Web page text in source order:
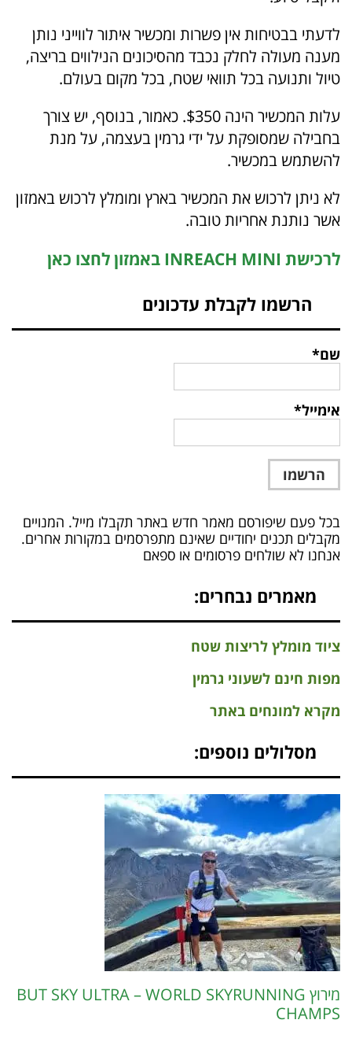
לדעתי בבטיחות אין פשרות ומכשיר איתור לווייני נותן
מענה מעולה לחלק נכבד מהסיכונים הנילווים בריצה,
טיול ותנועה בכל תוואי שטח, בכל מקום בעולם.
עלות המכשיר הינה $350. כאמור, בנוסף, יש צורך
בחבילה שמסופקת על ידי גרמין בעצמה, על מנת
להשתמש במכשיר.
לא ניתן לרכוש את המכשיר בארץ ומומלץ לרכוש באמזון
אשר נותנת אחריות טובה.
לרכישת INREACH MINI באמזון לחצו כאן
הרשמו לקבלת עדכונים
שם*
אימייל*
בכל פעם שיפורסם מאמר חדש באתר תקבלו מייל. המנויים
מקבלים תכנים יחודיים שאינם מתפרסמים במקורות אחרים.
אנחנו לא שולחים פרסומים או ספאם
מאמרים נבחרים:
ציוד מומלץ לריצות שטח
מפות חינם לשעוני גרמין
מקרא למונחים באתר
מסלולים נוספים:
מירוץ BUT SKY ULTRA – WORLD SKYRUNNING
CHAMPS